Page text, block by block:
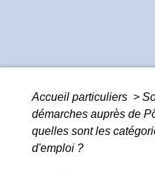
Accueil particuliers >
démarches auprès de
quelles sont les
d'emploi ?